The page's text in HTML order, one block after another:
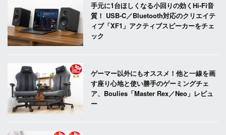
手元に1台ほしくなる小回りの効くHi-Fi音
質！ USB-C／Bluetooth対応のクリエイテ
ィブ「XF1」アクティブスピーカーをチェ
ック
ゲーマー以外にもオススメ！他と一線を画
す座り心地と使い勝手のゲーミングチェ
ア、Boulies「Master Rex／Neo」レビュ
ー